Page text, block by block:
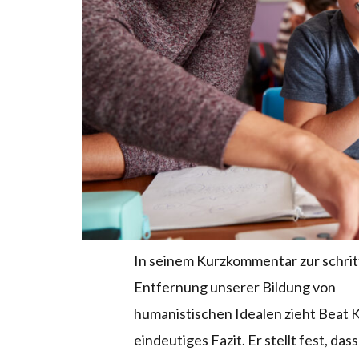
In seinem Kurzkommentar zur
Entfernung unserer Bildung von
humanistischen Idealen zieht Beat
eindeutiges Fazit. Er stellt fest,